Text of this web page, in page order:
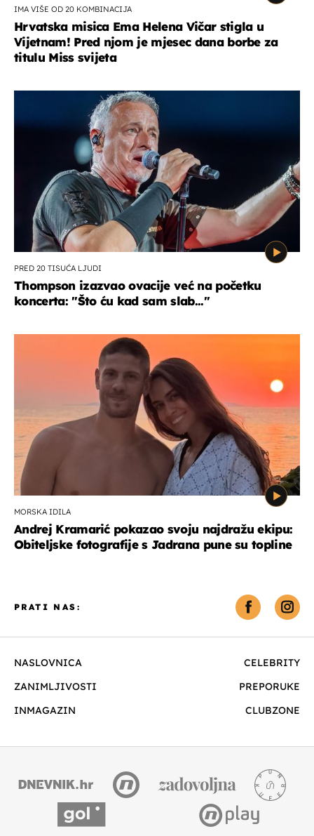
IMA VIŠE OD 20 KOMBINACIJA
Hrvatska misica Ema Helena Vičar stigla u
Vijetnam! Pred njom je mjesec dana borbe za
titulu Miss svijeta
PRED 20 TISUĆA LJUDI
Thompson izazvao ovacije već na početku
koncerta: "Što ću kad sam slab..."
MORSKA IDILA
Andrej Kramarić pokazao svoju najdražu ekipu:
Obiteljske fotografije s Jadrana pune su topline
NASLOVNICA
CELEBRITY
ZANIMLJIVOSTI
PREPORUKE
INMAGAZIN
CLUBZONE
PRATI NAS: